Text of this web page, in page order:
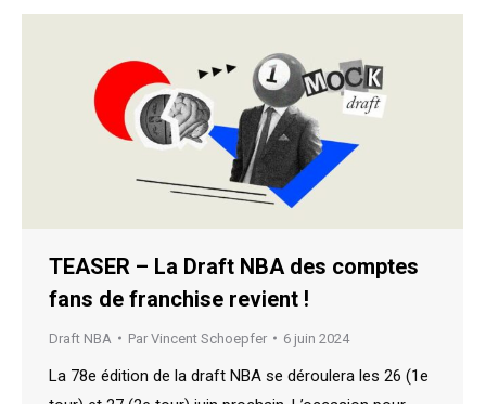
TEASER – La Draft NBA des comptes
fans de franchise revient !
Draft NBA Par Vincent Schoepfer 6 juin 2024
La 78e édition de la draft NBA se déroulera les 26 (1e